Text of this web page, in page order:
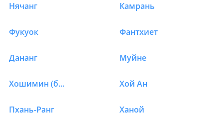
Отели в Вьетнаме в
Нячанг Камрань
Фукуок Фантхиет
Дананг Муйне
Хошимин (быв.Сайгон) Хой Ан
Пхань-Ранг Ханой